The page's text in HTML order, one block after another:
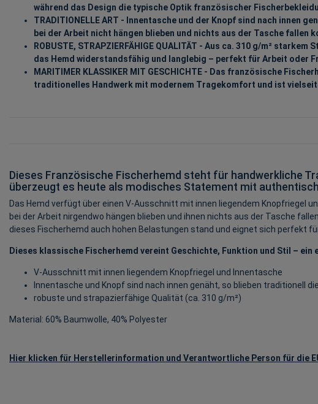
während das Design die typische Optik französischer
TRADITIONELLE ART - Innentasche und der Knopf sind nach innen
bei der Arbeit nicht hängen blieben und nichts aus der Tasche fallen
ROBUSTE, STRAPZIERFÄHIGE QUALITÄT - Aus ca. 310 g/m²
das Hemd widerstandsfähig und langlebig – perfekt für Arbeit oder
MARITIMER KLASSIKER MIT GESCHICHTE - Das französische
traditionelles Handwerk mit modernem Tragekomfort und ist
Dieses Französische Fischerhemd steht für handwerkliche
überzeugt es heute als modisches Statement mit
Das Hemd verfügt über einen V-Ausschnitt mit innen liegendem Knopfriegel
bei der Arbeit nirgendwo hängen blieben und ihnen nichts aus der Tasche
dieses Fischerhemd auch hohen Belastungen stand und eignet sich perfekt
Dieses klassische Fischerhemd vereint Geschichte, Funktion und Stil –
V-Ausschnitt mit innen liegendem Knopfriegel und Innentasche
Innentasche und Knopf sind nach innen genäht, so blieben traditionell
robuste und strapazierfähige Qualität (ca. 310 g/m²)
Material: 60% Baumwolle, 40% Polyester
Hier klicken für Herstellerinformation und Verantwortliche Person für die